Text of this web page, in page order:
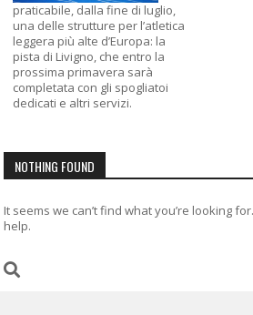
praticabile, dalla fine di luglio,
una delle strutture per l’atletica
leggera più alte d’Europa: la
pista di Livigno, che entro la
prossima primavera sarà
completata con gli spogliatoi
dedicati e altri servizi.
NOTHING FOUND
It seems we can’t find what you’re looking
help.